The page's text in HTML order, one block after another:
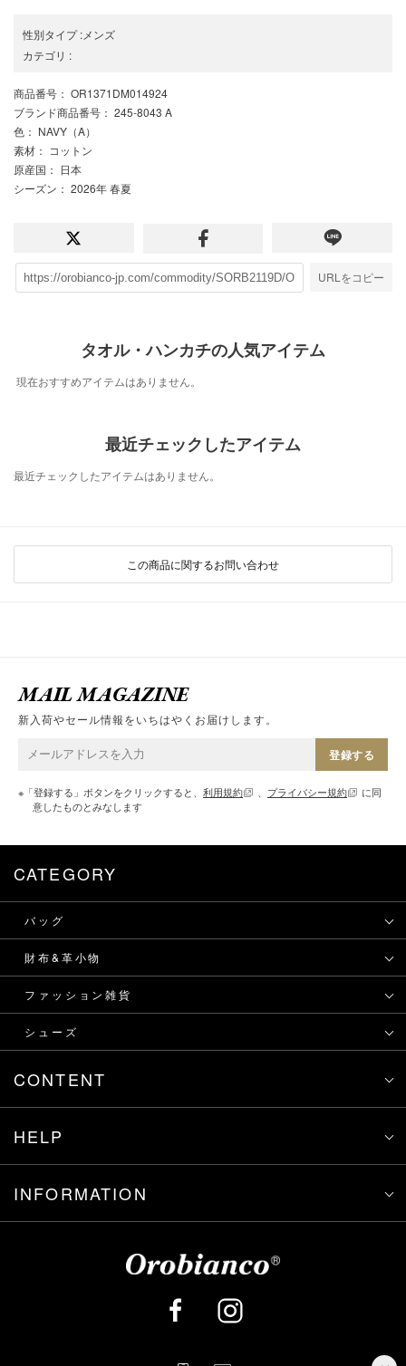
性別タイプ:メンズ
カテゴリ :
商品番号 ： OR1371DM014924
ブランド商品番号 ： 245-8043 A
色 ： NAVY（A）
素材 ： コットン
原産国 ： 日本
シーズン ： 2026年 春夏
URLをコピー
タオル・ハンカチの人気アイテム
現在おすすめアイテムはありません。
最近チェックしたアイテム
最近チェックしたアイテムはありません。
この商品に関するお問い合わせ
MAIL MAGAZINE
新入荷やセール情報をいちはやくお届けします。
登録する
※「登録する」ボタンをクリックすると、 利用規約 プライバシー規約
に同
意したものとみなします
CATEGORY
バッグ
財布&革小物
ファッション雑貨
シューズ
CONTENT
HELP
INFORMATION